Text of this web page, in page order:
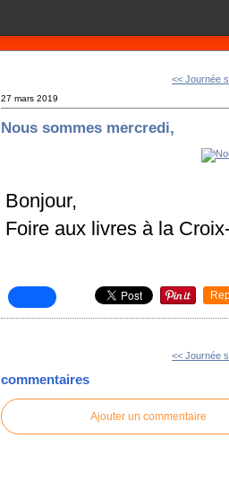
<< Journée
27 mars 2019
Nous sommes mercredi,
Bonjour,
Foire aux livres à la
<< Journée
commentaires
Ajouter un commentaire